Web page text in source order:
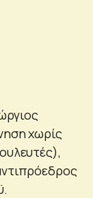
χωρίς